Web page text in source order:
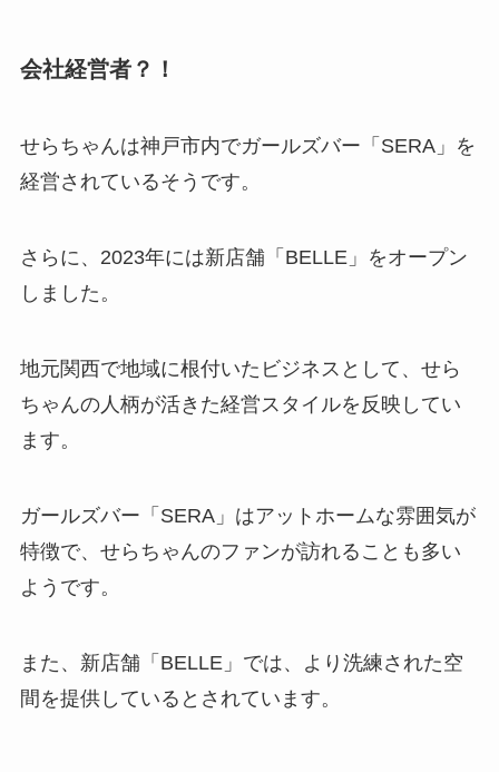
会社経営者？！
せらちゃんは神戸市内でガールズバー「SERA」を
経営されているそうです。
さらに、2023年には新店舗「BELLE」をオープン
しました。
地元関西で地域に根付いたビジネスとして、せら
ちゃんの人柄が活きた経営スタイルを反映してい
ます。
ガールズバー「SERA」はアットホームな雰囲気が
特徴で、せらちゃんのファンが訪れることも多い
ようです。
また、新店舗「BELLE」では、より洗練された空
間を提供しているとされています。